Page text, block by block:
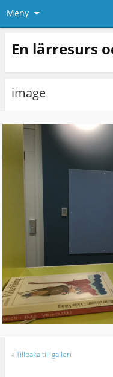
Meny
En lärresurs
image
«Tillbaka till galleri